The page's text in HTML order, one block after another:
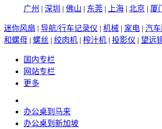
广州 | 深圳 | 佛山 | 东莞 | 上海 | 北京 | 厦门
迷你风扇 | 导航/行车记录仪 | 机械 | 家电 | 汽
和螺母 | 螺丝 | 绞肉机 | 榨汁机 | 投影仪 | 望远
国内专栏
网站专栏
更多
办公桌到马来
办公桌到新加坡